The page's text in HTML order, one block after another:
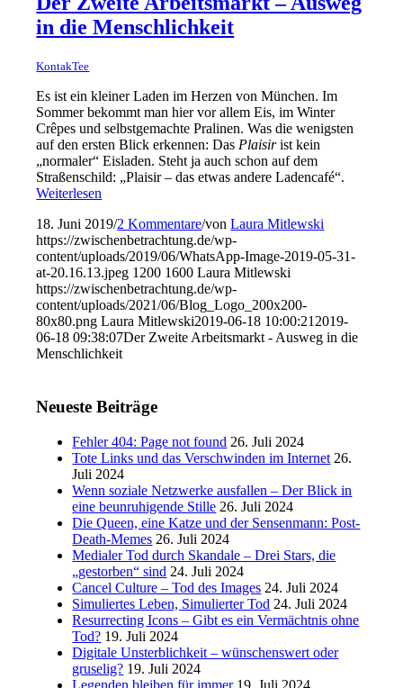
in die Menschlichkeit
KontakTee
Es ist ein kleiner Laden im Herzen von München. Im
Sommer bekommt man hier vor allem Eis, im Winter
Crêpes und selbstgemachte Pralinen. Was die wenigsten
auf den ersten Blick erkennen: Das Plaisirist kein
„normaler“ Eisladen. Steht ja auch schon auf dem
Straßenschild: „Plaisir – das etwas andere Ladencafé“.
Weiterlesen
18. Juni 2019/2 Kommentare/vonLaura Mitlewski
https://zwischenbetrachtung.de/wp-
content/uploads/2019/06/WhatsApp-Image-2019-05-31-
at-20.16.13.jpeg 1200 1600 Laura Mitlewski
https://zwischenbetrachtung.de/wp-
content/uploads/2021/06/Blog_Logo_200x200-
80x80.png Laura Mitlewski2019-06-18 10:00:21 2019-
06-18 09:38:07Der Zweite Arbeitsmarkt - Ausweg in die
Menschlichkeit
Neueste Beiträge
Fehler 404: Page not found 26. Juli 2024
Tote Links und das Verschwinden im Internet 26.
Juli 2024
Wenn soziale Netzwerke ausfallen – Der Blick in
eine beunruhigende Stille 26. Juli 2024
Die Queen, eine Katze und der Sensenmann: Post-
Death-Memes 26. Juli 2024
Medialer Tod durch Skandale – Drei Stars, die
„gestorben“ sind 24. Juli 2024
Cancel Culture – Tod des Images 24. Juli 2024
Simuliertes Leben, Simulierter Tod 24. Juli 2024
Resurrecting Icons – Gibt es ein Vermächtnis ohne
Tod? 19. Juli 2024
Digitale Unsterblichkeit – wünschenswert oder
gruselig? 19. Juli 2024
Legenden bleiben für immer 19. Juli 2024